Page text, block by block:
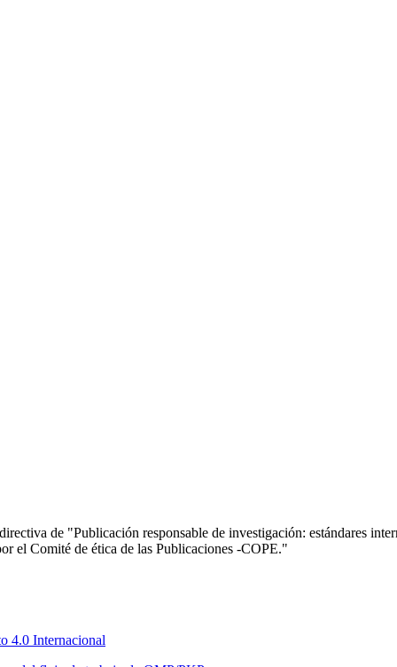
de "Publicación responsable de investigación: estándares
el Comité de ética de las Publicaciones -COPE."
4.0 Internacional